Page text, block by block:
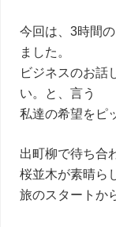
今回は、3時間
ました。
ビジネスのお話
い。と、言う
私達の希望をピ
出町柳で待ち合
桜並木が素晴ら
旅のスタートか